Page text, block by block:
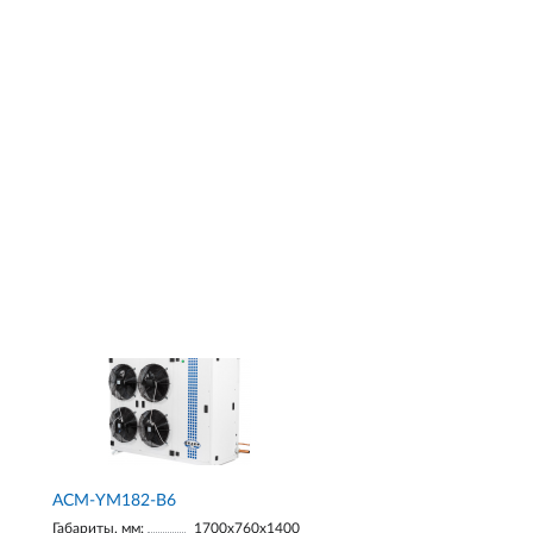
АСМ-YM182-В6
Габариты, мм: 1700х760х1400